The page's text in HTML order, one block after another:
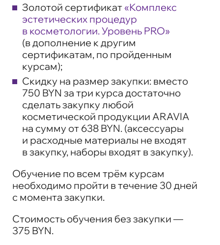
Золотой сертификат «Комплекс
эстетических процедур
в косметологии. Уровень PRO»
(в дополнение к другим
сертификатам, по пройденным
курсам);
Скидку на размер закупки: вместо
750 BYN за три курса достаточно
сделать закупку любой
косметической продукции ARAVIA
на сумму от 638 BYN. (аксессуары
и расходные материалы не входят
в закупку, наборы входят в закупку).
Обучение по всем трём курсам
необходимо пройти в течение 30 дней
с момента закупки.
Стоимость обучения без закупки —
375 BYN.